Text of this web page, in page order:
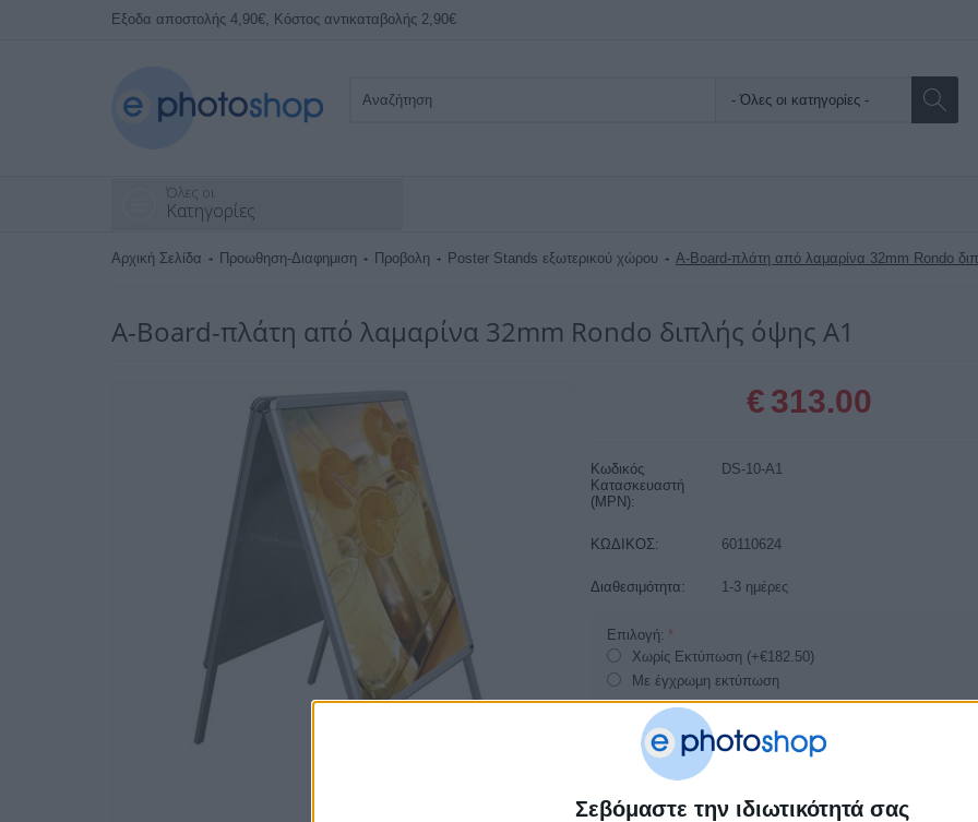
Σεβόμαστε την ιδιωτικότητά σας
Εξοδα αποστολής 4,90€, Κόστος αντικαταβολής 2,90€
Όλες οι
Κατηγορίες
Αρχική Σελίδα Προωθηση-Διαφημιση Προβολη Poster Stands εξωτερικού χώρου A-Board-πλάτη από λαμαρίνα 32mm Rondo
A-Board-πλάτη από λαμαρίνα 32mm Rondo διπλής όψης A1
€ 313.00
Κωδικός
Κατασκευαστή
(MPN):
DS-10-A1
ΚΩΔΙΚΟΣ: 60110624
Διαθεσιμότητα: 1-3 ημέρες
Επιλογή:
Χωρίς Εκτύπωση (+€182.50)
Με έγχρωμη εκτύπωση
+ ΣΤΟ ΚΑΛΆΘΙ